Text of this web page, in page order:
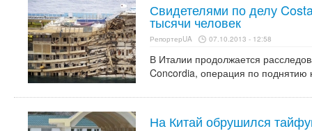
Свидетелями по делу
тысячи человек
РепортерUA 07.10.2013 - 12:58
В Италии продолжается
Concordia, операция по поднятию
На Китай обрушился